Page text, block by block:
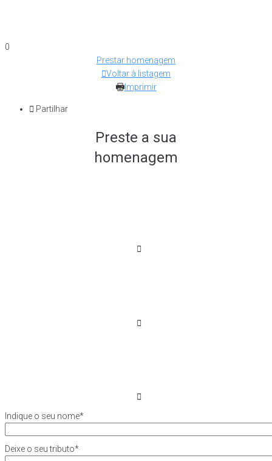
0
Prestar homenagem
Voltar à listagem
Imprimir
Partilhar
Preste a sua
homenagem
Indique o seu nome*
Deixe o seu tributo*